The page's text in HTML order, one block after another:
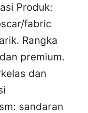
Produk:
fabric
Rangka
premium.
dan
sandaran